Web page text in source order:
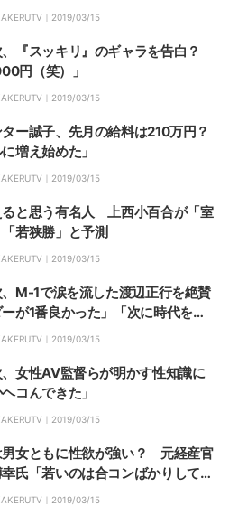
若者に“狂犬加藤”が噛みつく!?
｜ 2019/03/15
『スッキリ』のギャラを告白？
円（笑）」
｜ 2019/03/15
ー誠子、先月の給料は210万円？
に増え始めた」
｜ 2019/03/15
ると思う有名人 上西小百合が「室
若狭勝」と予測
｜ 2019/03/15
M-1で涙を流した渡辺正行を絶賛
ーが1番良かった」「次に時代を渡
」
｜ 2019/03/15
女性AV監督らが明かす性知識に
ヘコんできた」
｜ 2019/03/15
男女ともに性欲が強い？ 元経産官
氏「若いのは合コンばかりしてい
｜ 2019/03/15